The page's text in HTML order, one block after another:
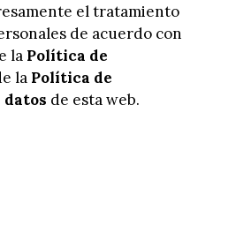
el tratamiento
de acuerdo con
la Política de
la Política de
datos de esta web.